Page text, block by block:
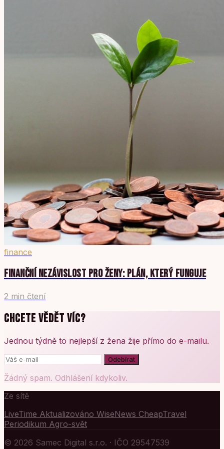
finance
FINANČNÍ NEZÁVISLOST PRO ŽENY: PLÁN, KTERÝ FUNGUJE
2 min čtení
CHCETE VĚDĚT VÍC?
Jednou týdně to nejlepší z žena žije přímo do e-mailu.
Odebírat
Žádný spam. Odhlášení kdykoliv.
Ze sítě
LiveTime Aktualizováno WiseNews CheapTravel
Periodikum Agro-svět
© 2026 Samec Digital s.r.o. · IČO 29547539